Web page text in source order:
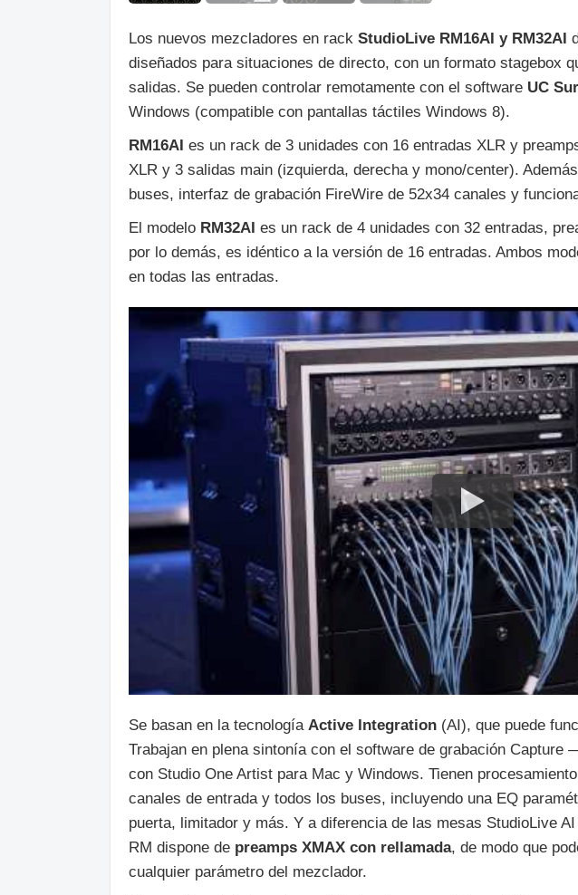
Los nuevos mezcladores en rack StudioLive RM16AI y RM32AI
diseñados para situaciones de directo, con un formato stagebox
salidas. Se pueden controlar remotamente con el software UC
Windows (compatible con pantallas táctiles Windows 8).
RM16AI es un rack de 3 unidades con 16 entradas XLR y
XLR y 3 salidas main (izquierda, derecha y mono/center).
buses, interfaz de grabación FireWire de 52x34 canales y
El modelo RM32AI es un rack de 4 unidades con 32 entradas,
por lo demás, es idéntico a la versión de 16 entradas. Ambos
en todas las entradas.
Se basan en la tecnología Active Integration (AI), que puede
Trabajan en plena sintonía con el software de grabación
con Studio One Artist para Mac y Windows. Tienen
canales de entrada y todos los buses, incluyendo una EQ
puerta, limitador y más. Y a diferencia de las mesas StudioLive
RM dispone de preamps XMAX con rellamada, de modo que
cualquier parámetro del mezclador.